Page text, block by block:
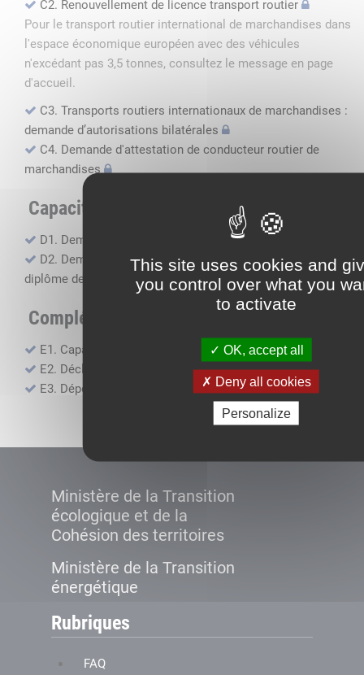
This site uses cookies and
you control over what you
to activate
OK, accept all
Deny all cookies
Personalize
C2. Renouvellement de licence transport routier
Pour le transport routier international de marchandises dans
l'espace économique européen avec des véhicules
n'excédant pas 3,5 tonnes, consultez le message en page
d'accueil.
C3. Transports routiers internationaux de marchandises :
demande d’autorisations bilatérales
C4. Demande d'attestation de conducteur routier de
marchandises
Capacité professionnelle
D1. Demande d’attestation de capacité professionnelle
D2. Demande de certificat attestant l'obtention du
diplôme de capacité professionnelle
Compléments, suivi financier
E1. Capacité financière
E2. Déclaration de sous-traitance
E3. Dépôt des comptes annuels
Ministère de la Transition
écologique et de la
Cohésion des territoires
Ministère de la Transition
énergétique
Rubriques
FAQ